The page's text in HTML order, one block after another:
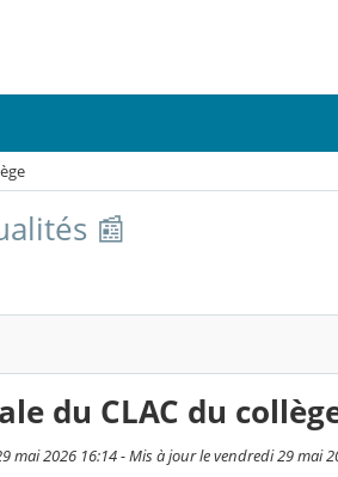
📰
du CLAC du
mai 2026 16:14 - Mis à jour le vendredi 29 mai